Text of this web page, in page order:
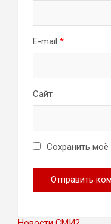
E-mail *
Сайт
Сохранить